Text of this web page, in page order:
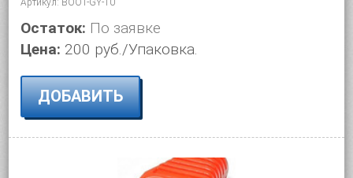
Остаток: По заявке
Цена: 200 руб./Упаковка.
ДОБАВИТЬ